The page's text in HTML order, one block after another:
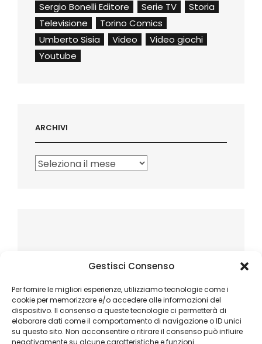
Gestisci Consenso
Per fornire le migliori esperienze, utilizziamo tecnologie come i
cookie per memorizzare e/o accedere alle informazioni del
dispositivo. Il consenso a queste tecnologie ci permetterà di
elaborare dati come il comportamento di navigazione o ID unici
su questo sito. Non acconsentire o ritirare il consenso può influire
negativamente su alcune caratteristiche e funzioni.
Sergio Bonelli Editore
Serie TV
Storia
Televisione
Torino Comics
Umberto Sisia
Video
Video giochi
Youtube
ARCHIVI
Archivi